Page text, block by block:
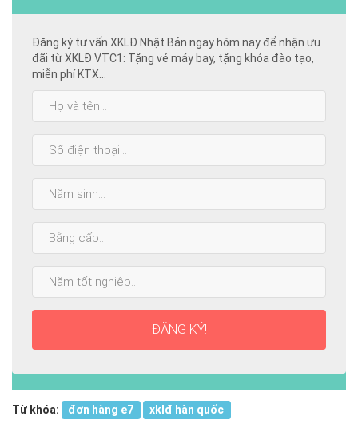
Đăng ký tư vấn XKLĐ Nhật Bản ngay hôm nay để nhận ưu
đãi từ XKLĐ VTC1: Tặng vé máy bay, tặng khóa đào tạo,
miễn phí KTX...
sinh:
cấp
nhất:
ĐĂNG KÝ!
Từ khóa: đơn hàng e7 xklđ hàn quốc